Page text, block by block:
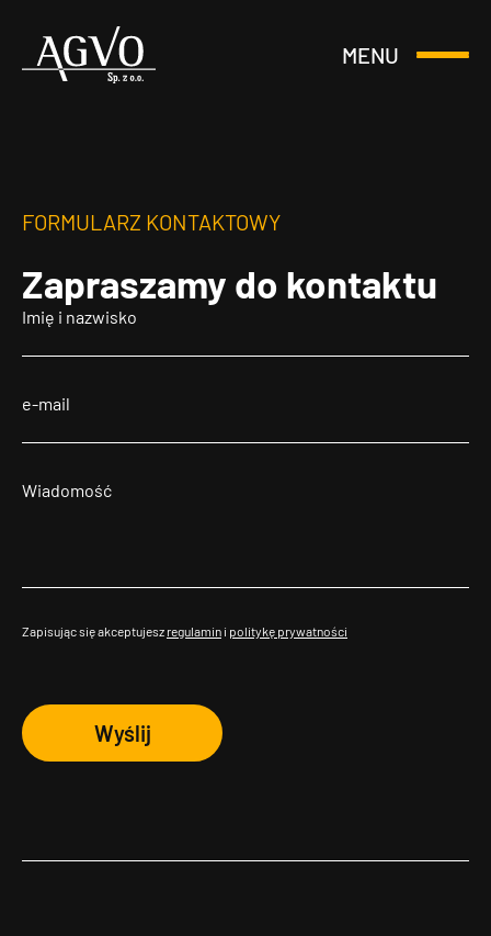
Header
MENU
Otwórz
FORMULARZ KONTAKTOWY
Zapraszamy do kontaktu
Zapisując się akceptujesz regulamin i politykę prywatności
Wyślij